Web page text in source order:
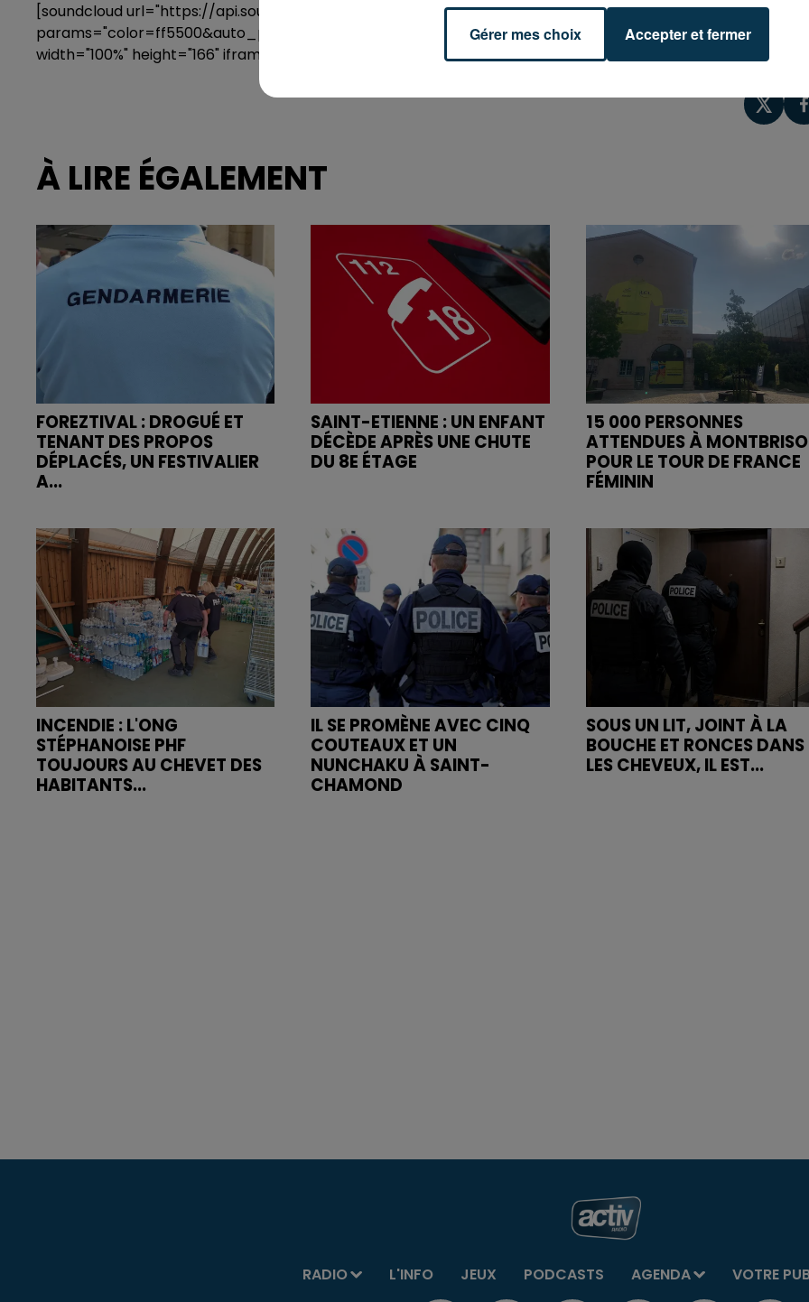
[soundcloud url="https://api.soundcloud.com/tracks/309043733"
width="100%" height="166" iframe="true" /]
À LIRE ÉGALEMENT
FOREZTIVAL : DROGUÉ ET
TENANT DES PROPOS
DÉPLACÉS, UN FESTIVALIER
A...
SAINT-ETIENNE : UN ENFANT
DÉCÈDE APRÈS UNE CHUTE
DU 8E ÉTAGE
15 000 PERSONNES
ATTENDUES À
POUR LE TOUR DE FRANCE
FÉMININ
INCENDIE : L'ONG
STÉPHANOISE PHF
TOUJOURS AU CHEVET DES
HABITANTS...
IL SE PROMÈNE AVEC CINQ
COUTEAUX ET UN
NUNCHAKU À SAINT-
CHAMOND
SOUS UN LIT, JOINT À LA
BOUCHE ET RONCES DANS
LES CHEVEUX, IL EST...
RADIO L'INFO JEUX PODCASTS AGENDA VOTRE
Gérer mes choix Accepter et fermer